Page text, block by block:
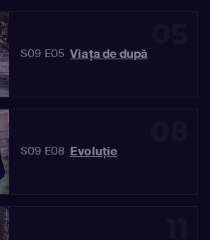
S09 E05 Viaţa de după
S09 E08 Evoluţie